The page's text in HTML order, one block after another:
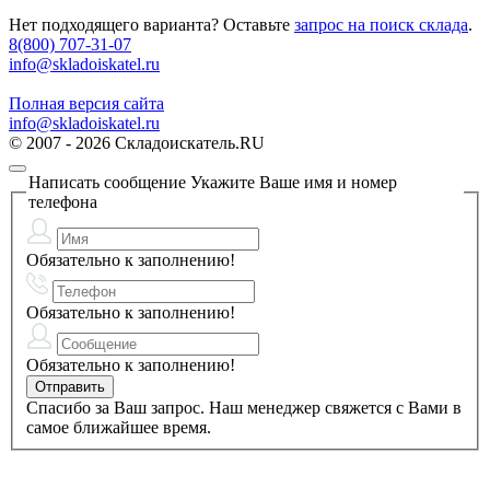
Нет подходящего варианта? Оставьте запрос на поиск склада.
8(800) 707-31-07
info@skladoiskatel.ru
Полная версия сайта
info@skladoiskatel.ru
© 2007 - 2026 Складоискатель.RU
Написать сообщение Укажите Ваше имя и номер
телефона
Обязательно к заполнению!
Обязательно к заполнению!
Обязательно к заполнению!
Спасибо за Ваш запрос. Наш менеджер свяжется с Вами в
самое ближайшее время.